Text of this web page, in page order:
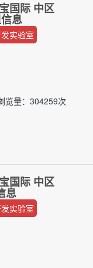
国际 中区
息
实验室
量：304259次
国际 中区
息
实验室